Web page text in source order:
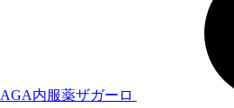
AGA内服薬ザガーロ